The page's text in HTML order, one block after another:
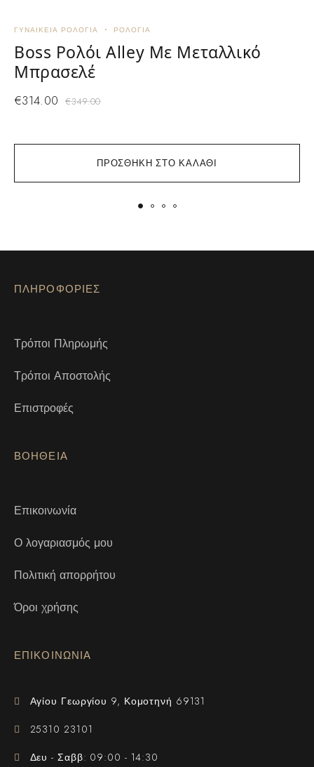
ΠΡΟΣΘΉΚΗ ΣΤΟ ΚΑΛΆΘΙ
ΓΥΝΑΙΚΕΊΑ ΡΟΛΌΓΙΑ ΡΟΛΌΓΙΑ
Boss Ρολόι Alley Με Μεταλλικό
Μπρασελέ
€349.00
€314.00
ΠΛΗΡΟΦΟΡΙΕΣ
Τρόποι Πληρωμής
Τρόποι Αποστολής
Επιστροφές
ΒΟΗΘΕΙΑ
Επικοινωνία
Ο λογαριασμός μου
Πολιτική απορρήτου
Όροι χρήσης
ΕΠΙΚΟΙΝΩΝΙΑ
Αγίου Γεωργίου 9, Κομοτηνή 69131
25310 23101
Δευ - Σαββ: 09:00 - 14:30